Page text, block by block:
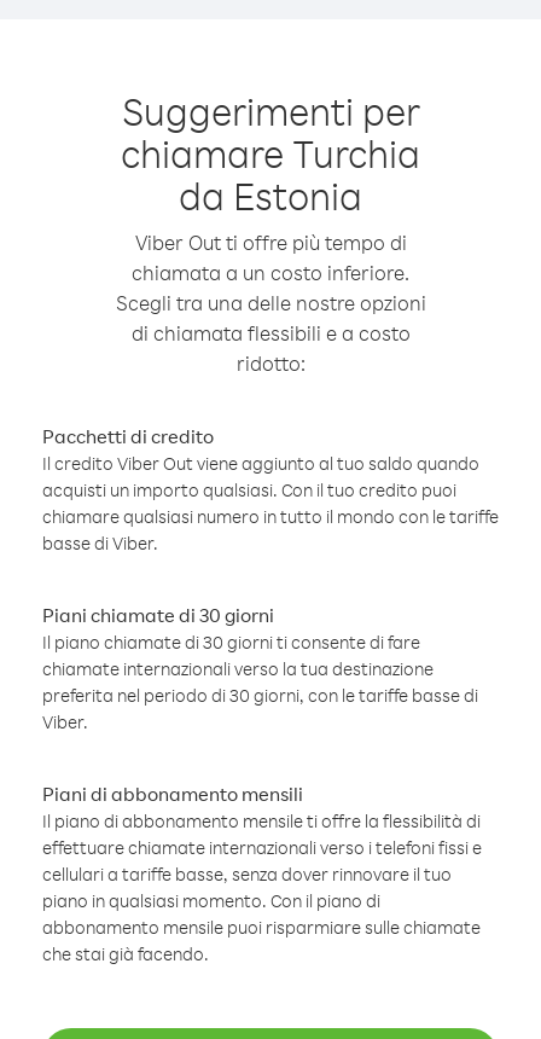
Suggerimenti per
chiamare Turchia
da Estonia
Viber Out ti offre più tempo di
chiamata a un costo inferiore.
Scegli tra una delle nostre opzioni
di chiamata flessibili e a costo
ridotto:
Pacchetti di credito
Il credito Viber Out viene aggiunto al tuo saldo quando
acquisti un importo qualsiasi. Con il tuo credito puoi
chiamare qualsiasi numero in tutto il mondo con le tariffe
basse di Viber.
Piani chiamate di 30 giorni
Il piano chiamate di 30 giorni ti consente di fare
chiamate internazionali verso la tua destinazione
preferita nel periodo di 30 giorni, con le tariffe basse di
Viber.
Piani di abbonamento mensili
Il piano di abbonamento mensile ti offre la flessibilità di
effettuare chiamate internazionali verso i telefoni fissi e
cellulari a tariffe basse, senza dover rinnovare il tuo
piano in qualsiasi momento. Con il piano di
abbonamento mensile puoi risparmiare sulle chiamate
che stai già facendo.